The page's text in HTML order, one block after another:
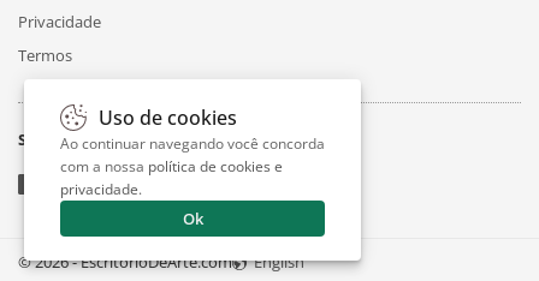
Privacidade
Termos
Siga
© 2026 - EscritorioDeArte.com English
Uso de cookies
Ao continuar navegando você concorda
com a nossa política de cookies e
privacidade.
Ok